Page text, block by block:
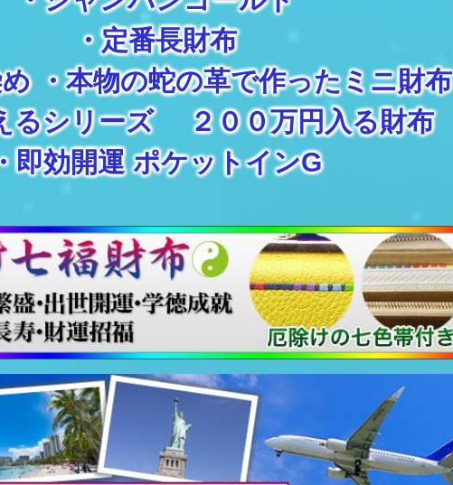
・定番長財布
・本物の蛇の革で作ったミニ財布
るシリーズ ２００万円入る財布
即効開運 ポケットインG